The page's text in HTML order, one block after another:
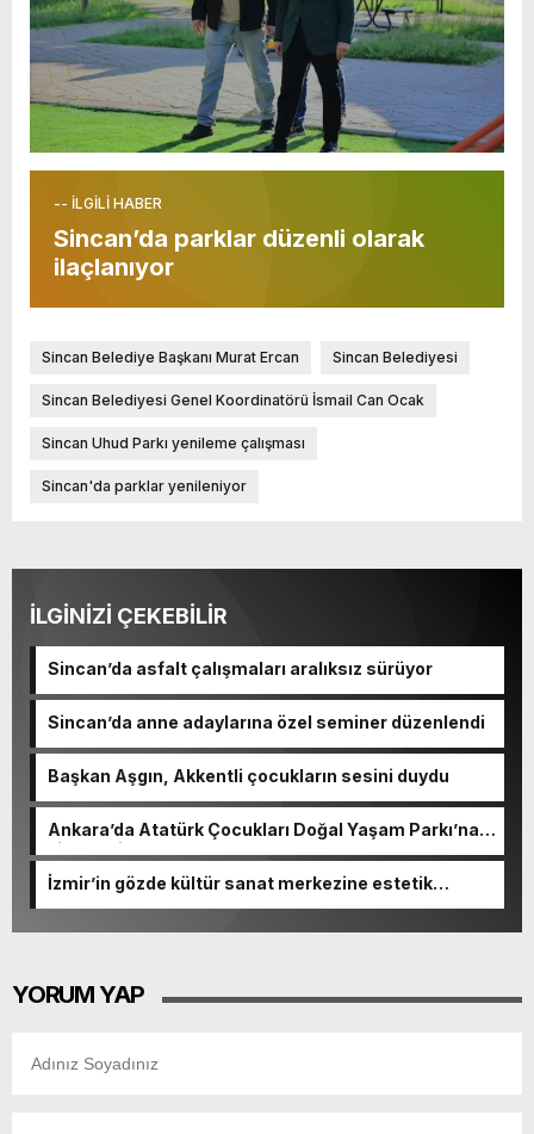
-- İLGİLİ HABER
Sincan’da parklar düzenli olarak
ilaçlanıyor
Sincan Belediye Başkanı Murat Ercan Sincan Belediyesi
Sincan Belediyesi Genel Koordinatörü İsmail Can Ocak
Sincan Uhud Parkı yenileme çalışması
Sincan'da parklar yenileniyor
İLGİNİZİ ÇEKEBİLİR
Sincan’da asfalt çalışmaları aralıksız sürüyor
Sincan’da anne adaylarına özel seminer düzenlendi
Başkan Aşgın, Akkentli çocukların sesini duydu
Ankara’da Atatürk Çocukları Doğal Yaşam Parkı’na
ziyaretçi akını
İzmir’in gözde kültür sanat merkezine estetik
YORUM YAP